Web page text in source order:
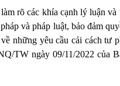
rõ các khía cạnh lý luận
và pháp luật, bảo đảm
những yêu cầu cải cách tư
TW ngày 09/11/2022 của